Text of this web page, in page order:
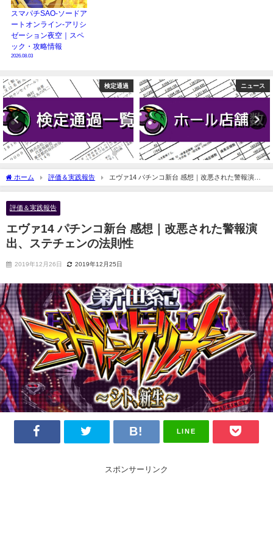
スマパチSAO-ソードア
ートオンライン-アリシ
ゼーション夜空｜スペ
ック・攻略情報
2026.08.03
ニュース ニュース
ホーム 評価＆実践報告
エヴァ14 パチンコ新台 感想｜改悪された警報演
出、ステチェンの法則性
評価＆実践報告
エヴァ14 パチンコ新台 感想｜改悪された警報演
出、ステチェンの法則性
2019年12月26日 2019年12月25日
LINE
スポンサーリンク